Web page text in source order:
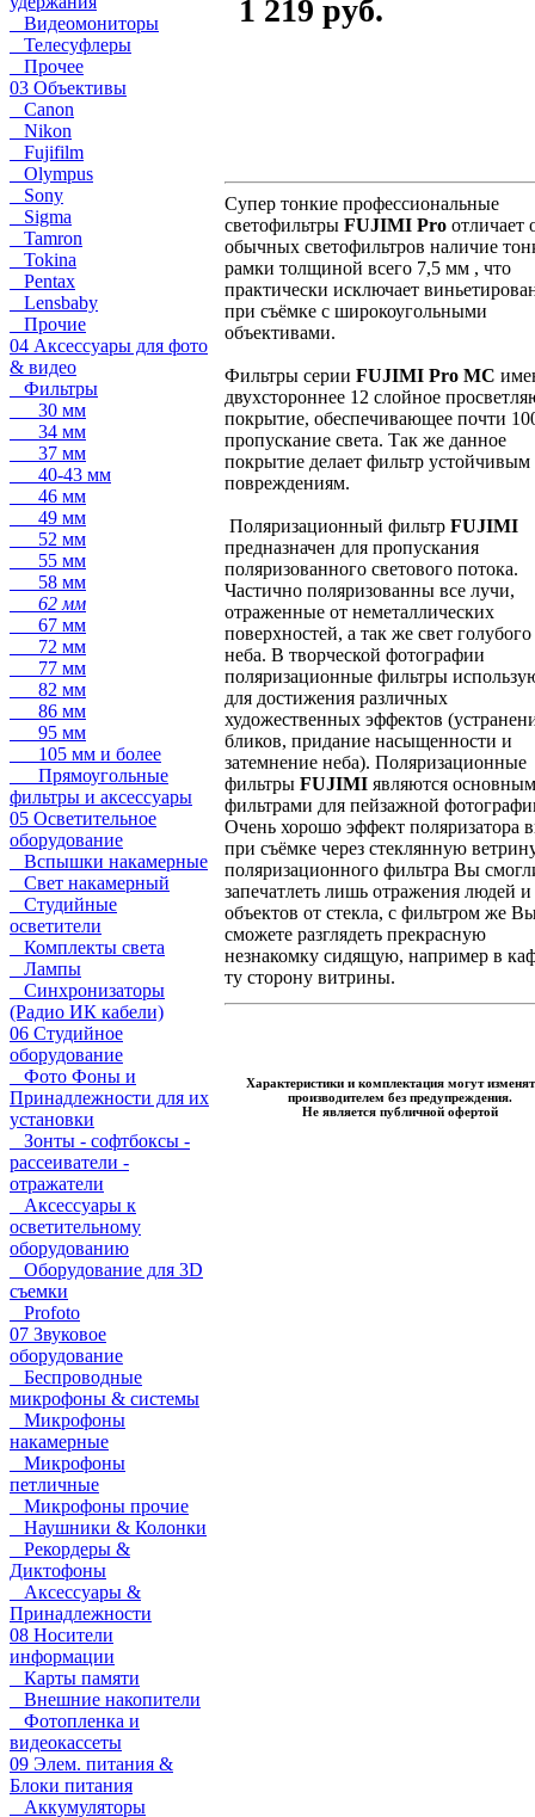
Видеомониторы
Телесуфлеры
Прочее
03 Объективы
Canon
Nikon
Fujifilm
Olympus
Sony
Sigma
Tamron
Tokina
Pentax
Lensbaby
Прочие
04 Аксессуары для фото
& видео
Фильтры
30 мм
34 мм
37 мм
40-43 мм
46 мм
49 мм
52 мм
55 мм
58 мм
62 мм
67 мм
72 мм
77 мм
82 мм
86 мм
95 мм
105 мм и более
Прямоугольные
фильтры и аксессуары
05 Осветительное
оборудование
Вспышки накамерные
Свет накамерный
Студийные
осветители
Комплекты света
Лампы
Синхронизаторы
(Радио ИК кабели)
06 Студийное
оборудование
Фото Фоны и
Принадлежности для их
установки
Зонты - софтбоксы -
рассеиватели -
отражатели
Аксессуары к
осветительному
оборудованию
Оборудование для 3D
съемки
Profoto
07 Звуковое
оборудование
Беспроводные
микрофоны & системы
Микрофоны
накамерные
Микрофоны
петличные
Микрофоны прочие
Наушники & Колонки
Рекордеры &
Диктофоны
Аксессуары &
Принадлежности
08 Носители
информации
Карты памяти
Внешние накопители
Фотопленка и
видеокассеты
09 Элем. питания &
Блоки питания
Аккумуляторы
1 219 руб.
Супер тонкие профессиональные
светофильтры FUJIMI Pro отличает
обычных светофильтров наличие
рамки толщиной всего 7,5 мм , что
практически исключает
при съёмке с широкоугольными
объективами.
Фильтры серии FUJIMI Pro MC
двухстороннее 12 слойное
покрытие, обеспечивающее почти
пропускание света. Так же данное
покрытие делает фильтр устойчивым
повреждениям.
Поляризационный фильтр FUJIMI
предназначен для пропускания
поляризованного светового потока.
Частично поляризованны все лучи,
отраженные от неметаллических
поверхностей, а так же свет голубого
неба. В творческой фотографии
поляризационные фильтры
для достижения различных
художественных эффектов
бликов, придание насыщенности и
затемнение неба). Поляризационные
фильтры FUJIMI являются
фильтрами для пейзажной
Очень хорошо эффект поляризатора
при съёмке через стеклянную
поляризационного фильтра Вы
запечатлеть лишь отражения людей и
объектов от стекла, с фильтром же
сможете разглядеть прекрасную
незнакомку сидящую, например в
ту сторону витрины.
Характеристики и комплектация могут
производителем без предупреждения.
Не является публичной офертой